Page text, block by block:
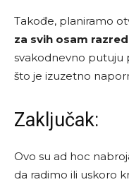
Takođe, planiramo
za svih osam
svakodnevno putuju
što je izuzetno
Zaključak:
Ovo su ad hoc
da radimo ili uskoro